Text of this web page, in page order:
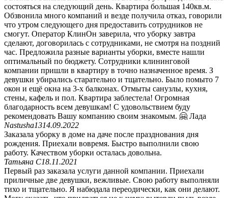
состояться на следующий день. Квартира большая 140кв.м.
Обзвонила много компаний и везде получила отказ, говорили
что утром следующего дня предоставить сотрудников не
смогут. Оператор КлинОн заверила, что уборку завтра
сделают, договорилась с сотрудниками, не смотря на поздний
час. Предложила разные варианты уборки, вместе нашли
оптимальный по бюджету. Сотрудники клининговой
компании пришли в квартиру в точно назначенное время. З
девушки убирались старательно и тщательно. Было помыто 7
окон и ещё окна на 3-х балконах. Отмыты санузлы, кухня,
стены, кафель и пол. Квартира заблестела! Огромная
благодарность всем девушкам! С удовольствием буду
рекомендовать Вашу компанию своим знакомым. 🤗 Лада
Nastusha1314.09.2022
Заказала уборку в доме на даче после празднования дня
рождения. Приехали вовремя. Быстро выполнили свою
работу. Качеством уборки осталась довольна.
Татьяна С18.11.2021
Первый раз заказала услуги данной компании. Приехали
приличные две девушки, вежливые. Свою работу выполняли
тихо и тщательно. Я набюдала переодически, как они делают.